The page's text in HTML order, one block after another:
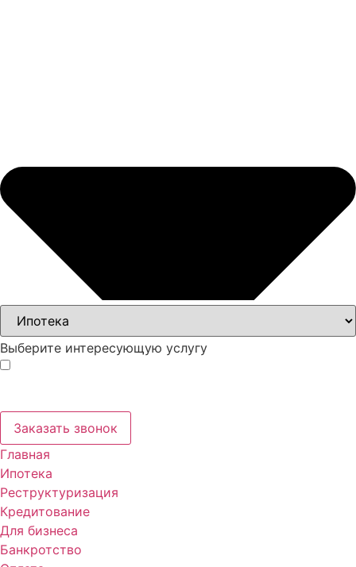
Выберите интересующую услугу
Заказать звонок
Главная
Ипотека
Реструктуризация
Кредитование
Для бизнеса
Банкротство